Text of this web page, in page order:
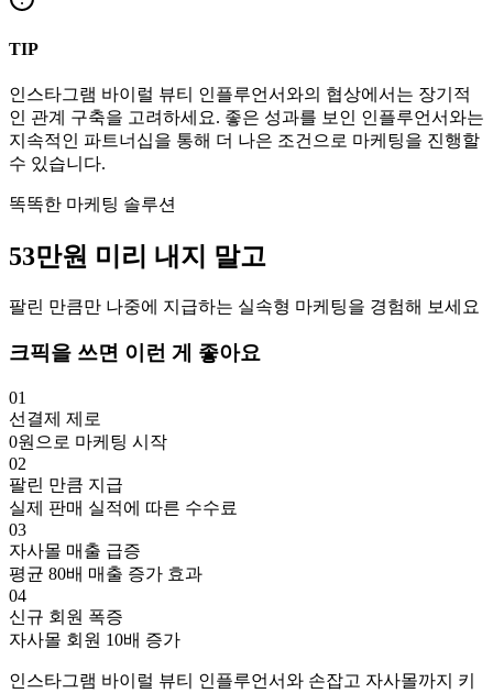
TIP
인스타그램 바이럴 뷰티 인플루언서와의 협상에서는 장기적
인 관계 구축을 고려하세요. 좋은 성과를 보인 인플루언서와는
지속적인 파트너십을 통해 더 나은 조건으로 마케팅을 진행할
수 있습니다.
똑똑한 마케팅 솔루션
53만원 미리 내지 말고
팔린 만큼만 나중에 지급하는 실속형 마케팅을 경험해 보세요
크픽을 쓰면 이런 게 좋아요
01
선결제 제로
0원으로 마케팅 시작
02
팔린 만큼 지급
실제 판매 실적에 따른 수수료
03
자사몰 매출 급증
평균 80배 매출 증가 효과
04
신규 회원 폭증
자사몰 회원 10배 증가
인스타그램 바이럴 뷰티 인플루언서와 손잡고 자사몰까지 키